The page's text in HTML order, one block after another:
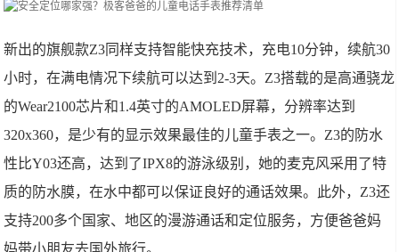
新出的旗舰款Z3同样支持智能快充技术，充电10分钟，续航30
小时，在满电情况下续航可以达到2-3天。Z3搭载的是高通骁龙
的Wear2100芯片和1.4英寸的AMOLED屏幕，分辨率达到
320x360，是少有的显示效果最佳的儿童手表之一。Z3的防水
性比Y03还高，达到了IPX8的游泳级别，她的麦克风采用了特
质的防水膜，在水中都可以保证良好的通话效果。此外，Z3还
支持200多个国家、地区的漫游通话和定位服务，方便爸爸妈
妈带小朋友去国外旅行。